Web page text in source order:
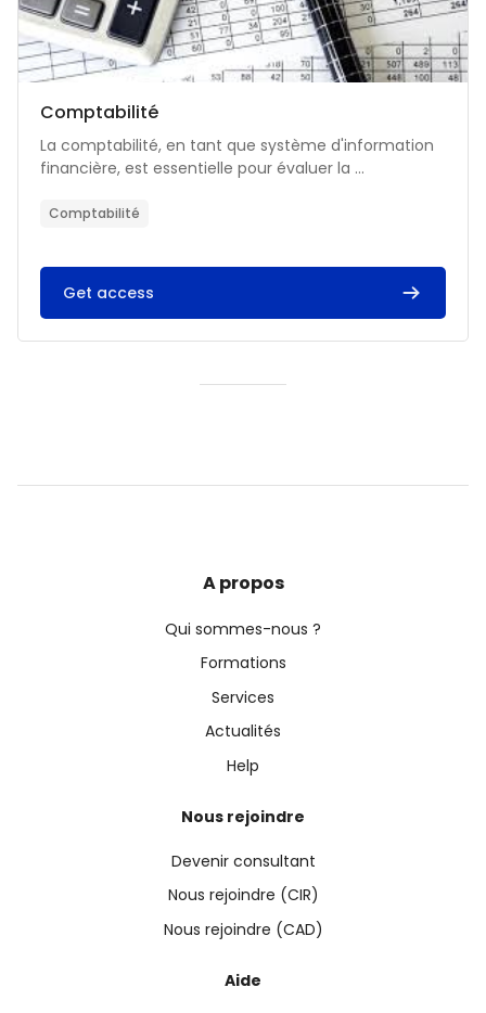
Catégorie de cours
Nom du cours
Comptabilité
Résumé du cours :
La comptabilité, en tant que système d'information
financière, est essentielle pour évaluer la ...
Comptabilité
Get access
A propos
Qui sommes-nous ?
Formations
Services
Actualités
Help
Nous rejoindre
Devenir consultant
Nous rejoindre (CIR)
Nous rejoindre (CAD)
Aide